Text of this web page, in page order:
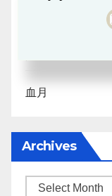
血月
Archives
Archives